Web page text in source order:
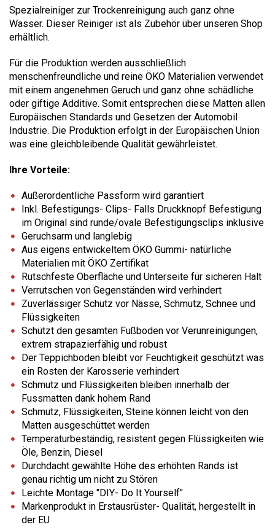
Spezialreiniger zur Trockenreinigung auch ganz ohne
Wasser. Dieser Reiniger ist als Zubehör über unseren Shop
erhältlich.
Für die Produktion werden ausschließlich
menschenfreundliche und reine ÖKO Materialien verwendet
mit einem angenehmen Geruch und ganz ohne schädliche
oder giftige Additive. Somit entsprechen diese Matten allen
Europäischen Standards und Gesetzen der Automobil
Industrie. Die Produktion erfolgt in der Europäischen Union
was eine gleichbleibende Qualität gewährleistet.
Ihre Vorteile:
Außerordentliche Passform wird garantiert
Inkl. Befestigungs- Clips- Falls Druckknopf Befestigung
im Original sind runde/ovale Befestigungsclips inklusive
Geruchsarm und langlebig
Aus eigens entwickeltem ÖKO Gummi- natürliche
Materialien mit ÖKO Zertifikat
Rutschfeste Oberfläche und Unterseite für sicheren Halt
Verrutschen von Gegenständen wird verhindert
Zuverlässiger Schutz vor Nässe, Schmutz, Schnee und
Flüssigkeiten
Schützt den gesamten Fußboden vor Verunreinigungen,
extrem strapazierfähig und robust
Der Teppichboden bleibt vor Feuchtigkeit geschützt was
ein Rosten der Karosserie verhindert
Schmutz und Flüssigkeiten bleiben innerhalb der
Fussmatten dank hohem Rand
Schmutz, Flüssigkeiten, Steine können leicht von den
Matten ausgeschüttet werden
Temperaturbeständig, resistent gegen Flüssigkeiten wie
Öle, Benzin, Diesel
Durchdacht gewählte Höhe des erhöhten Rands ist
genau richtig um nicht zu Stören
Leichte Montage "DIY- Do It Yourself"
Markenprodukt in Erstausrüster- Qualität, hergestellt in
der EU